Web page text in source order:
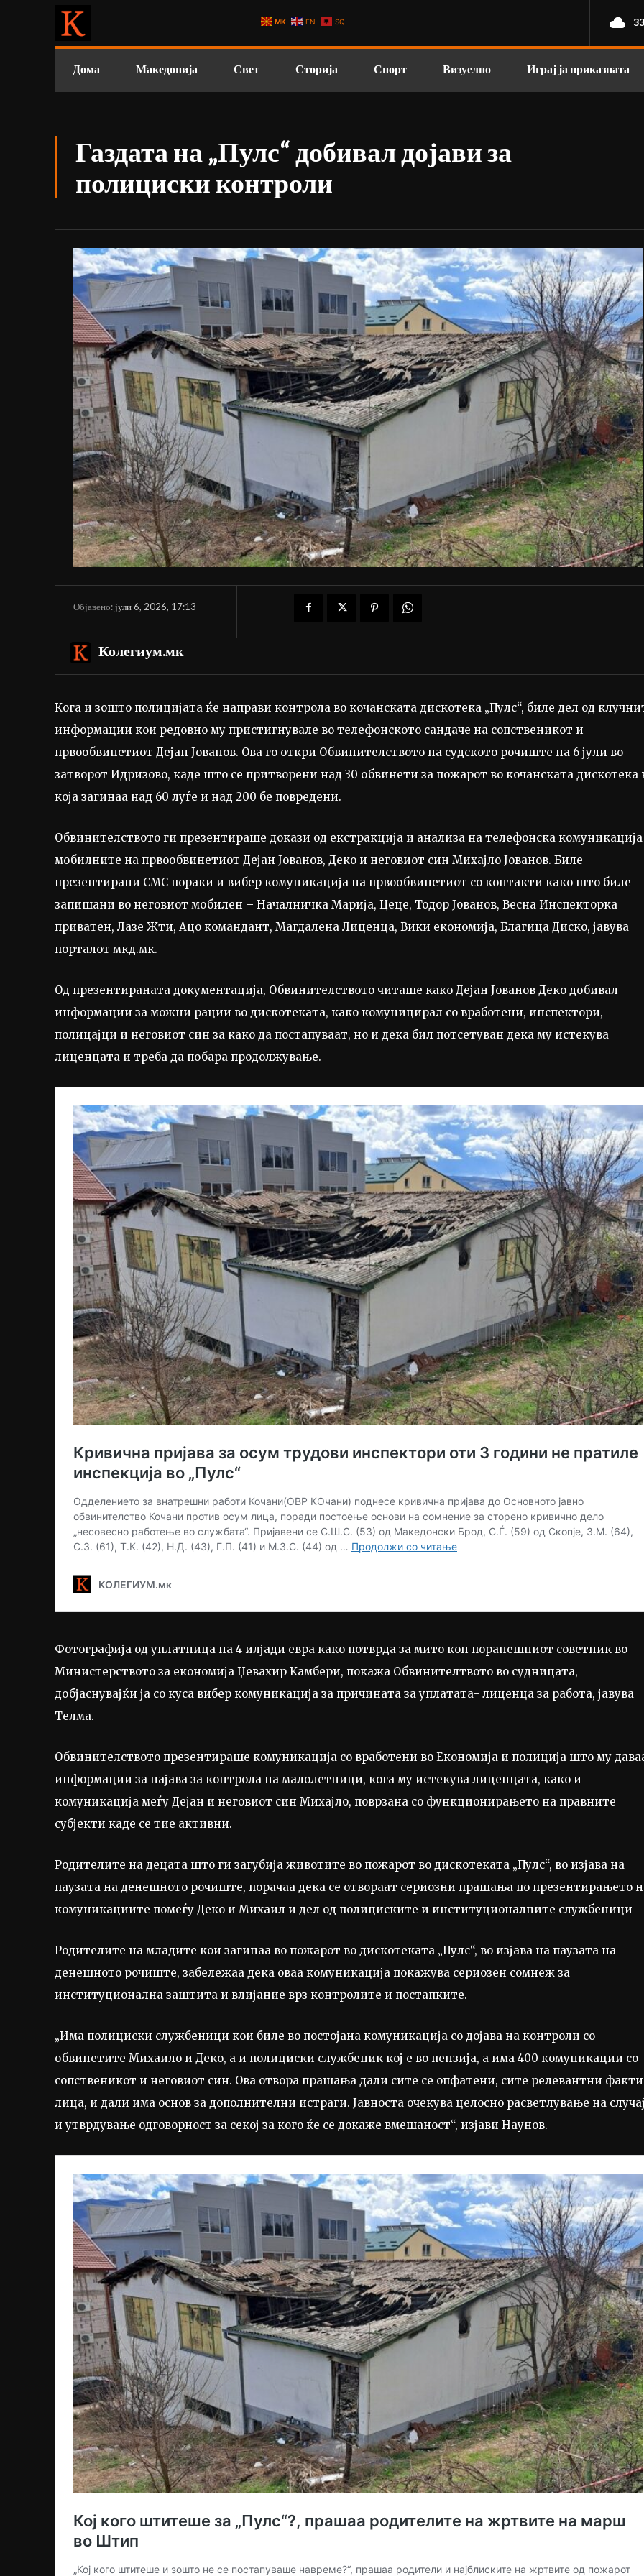
Дома Македонија Свет Сторија Спорт Визуелно Играј ја приказната
Газдата на „Пулс“ добивал дојави за
полициски контроли
Објавено:јули 6, 2026, 17:13
Колегиум.мк
Кога и зошто полицијата ќе направи контрола во кочанската дискотека „Пулс“, биле дел од
информации кои редовно му пристигнувале во телефонското сандаче на сопственикот и
првообвинетиот Дејан Јованов. Ова го откри Обвинителството на судското рочиште на 6 јули во
затворот Идризово, каде што се притворени над 30 обвинети за пожарот во кочанската дискотека
која загинаа над 60 луѓе и над 200 бе повредени.
Обвинителството ги презентираше докази од екстракција и анализа на телефонска
мобилните на првообвинетиот Дејан Јованов, Деко и неговиот син Михајло Јованов. Биле
презентирани СМС пораки и вибер комуникација на првообвинетиот со контакти како што биле
запишани во неговиот мобилен – Началничка Марија, Цеце, Тодор Јованов, Весна Инспекторка
приватен, Лазе Жти, Ацо командант, Магдалена Лиценца, Вики економија, Благица Диско, јавува
порталот мкд.мк.
Од презентираната документација, Обвинителството читаше како Дејан Јованов Деко добивал
информации за можни рации во дискотеката, како комуницирал со вработени, инспектори,
полицајци и неговиот син за како да постапуваат, но и дека бил потсетуван дека му истекува
лиценцата и треба да побара продолжување.
Фотографија од уплатница на 4 илјади евра како потврда за мито кон поранешниот советник во
Министерството за економија Џевахир Камбери, покажа Обвинителтвото во судницата,
добјаснувајќи ја со куса вибер комуникација за причината за уплатата- лиценца за работа, јавува
Телма.
Обвинителството презентираше комуникација со вработени во Економија и полиција што му
информации за најава за контрола на малолетници, кога му истекува лиценцата, како и
комуникација меѓу Дејан и неговиот син Михајло, поврзана со функционирањето на правните
субјекти каде се тие активни.
Родителите на децата што ги загубија животите во пожарот во дискотеката „Пулс“, во изјава на
паузата на денешното рочиште, порачаа дека се отвораат сериозни прашања по презентирањето
комуникациите помеѓу Деко и Михаил и дел од полициските и институционалните службеници
Родителите на младите кои загинаа во пожарот во дискотеката „Пулс“, во изјава на паузата на
денешното рочиште, забележаа дека оваа комуникација покажува сериозен сомнеж за
институционална заштита и влијание врз контролите и постапките.
„Има полициски службеници кои биле во постојана комуникација со дојава на контроли со
обвинетите Михаило и Деко, а и полициски службеник кој е во пензија, а има 400 комуникации со
сопственикот и неговиот син. Ова отвора прашања дали сите се опфатени, сите релевантни
лица, и дали има основ за дополнителни истраги. Јавноста очекува целосно расветлување на
и утврдување одговорност за секој за кого ќе се докаже вмешаност“, изјави Наунов.
MK EN SQ